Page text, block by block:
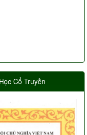
Cổ Truyền